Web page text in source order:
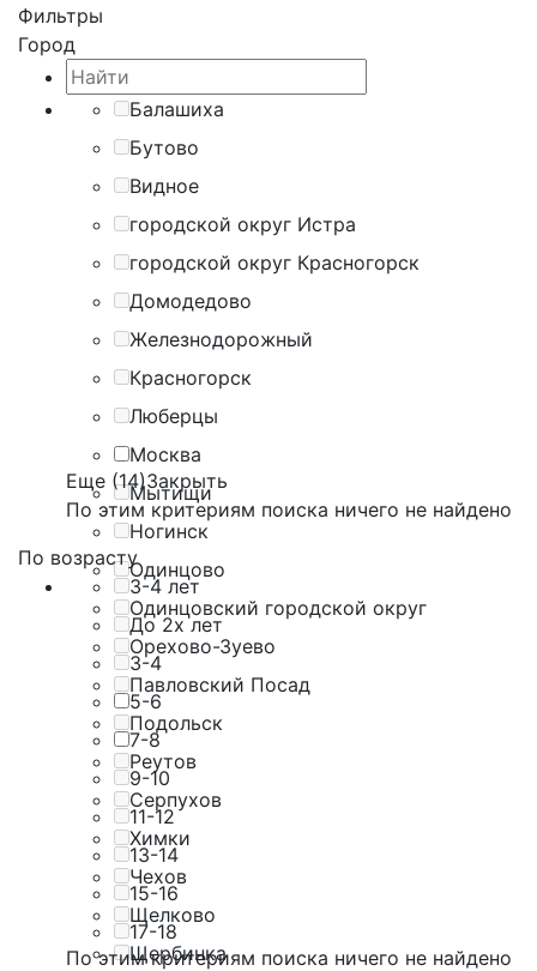
Фильтры
Город
Балашиха
Бутово
Видное
городской округ Истра
городской округ Красногорск
Домодедово
Железнодорожный
Красногорск
Люберцы
Москва
Мытищи
Ногинск
Одинцово
Одинцовский городской округ
Орехово-Зуево
Павловский Посад
Подольск
Реутов
Серпухов
Химки
Чехов
Щелково
Щербинка
Еще (14)Закрыть
По этим критериям поиска ничего не найдено
По возрасту
3-4 лет
До 2х лет
3-4
5-6
7-8
9-10
11-12
13-14
15-16
17-18
По этим критериям поиска ничего не найдено